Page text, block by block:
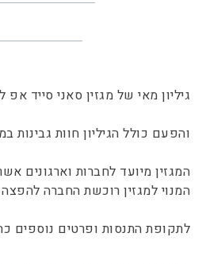
גיליון מאי של מגזין סאני סייד אפ
והפעם כולל הגיליון חוות
המגזין מיועד לחברות וארגונים
המנוי למגזין רוכשת החברה
לתקופת התנסות ופרטים נוספים